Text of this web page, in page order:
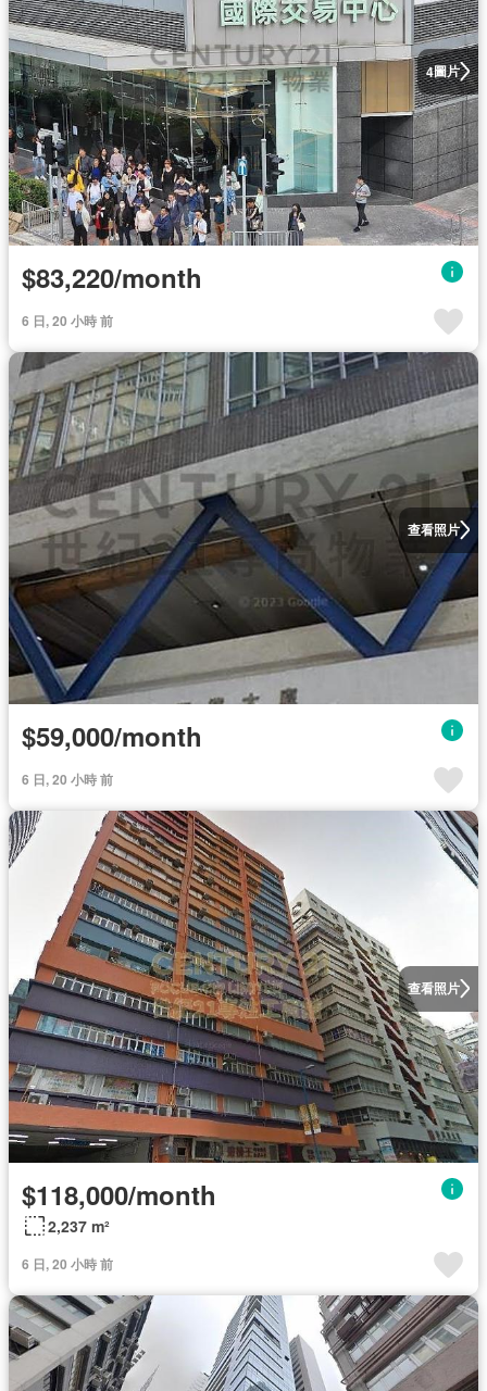
4圖片
$83,220/month
6 日, 20 小時 前
查看照片
$59,000/month
6 日, 20 小時 前
查看照片
$118,000/month
2,237 m²
6 日, 20 小時 前